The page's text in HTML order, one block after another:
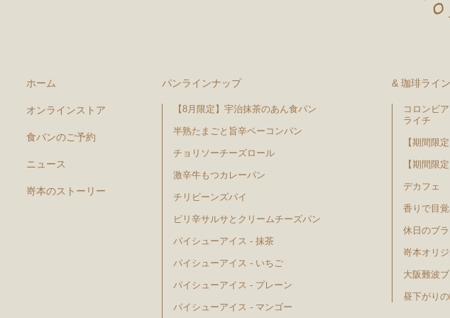
ホーム
オンラインストア
食パンのご予約
ニュース
嵜本のストーリー
パンラインナップ
【8月限定】宇治抹茶のあん食パン
半熟たまごと旨辛ベーコンパン
チョリソーチーズロール
激辛牛もつカレーパン
チリビーンズパイ
ピリ辛サルサとクリームチーズパン
パイシューアイス - 抹茶
パイシューアイス - いちご
パイシューアイス - プレーン
パイシューアイス - マンゴー
& 珈琲ライ
コロンビ
ライチ
【期間限
【期間限
デカフェ
香りで目
休日のブ
嵜本オリ
大阪難波
昼下がり